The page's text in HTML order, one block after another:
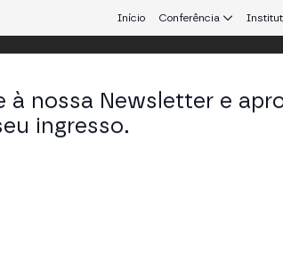
Início Conferência
25
que conecta Europa e América Latina.
à nossa Newsletter e
ingresso.